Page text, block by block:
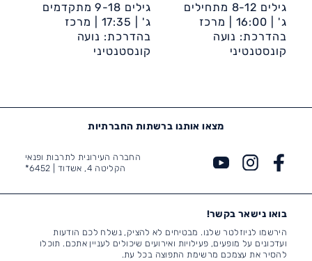
גילים 8-12 מתחילים
ג' | 16:00 |
מרכז
קהילתי ספרא
בהדרכת: נועה
קונסטנטיני
גילים 9-18 מתקדמים
ג' |
17:35 |
מרכז
קהילתי ספרא
בהדרכת: נועה
קונסטנטיני
מצאו אותנו ברשתות החברתיות
החברה העירונית לתרבות ופנאי
הקליטה 4, אשדוד |
6452*
בואו נישאר בקשר!
הירשמו לניוזלטר שלנו. מבטיחים לא להציק, נשלח לכם הודעות
ועדכונים על מופעים, פעילויות ואירועים שיכולים לעניין אתכם. תוכלו
להסיר את עצמכם מרשימת התפוצה בכל עת.